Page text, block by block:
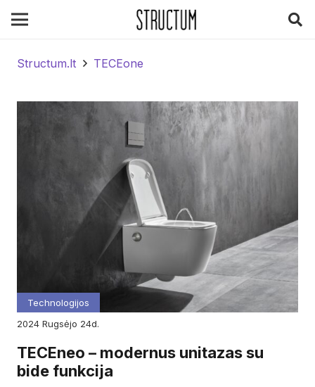
Structum.lt TECEone
Technologijos
2024
rugsėjo 24d.
TECEneo – modernus unitazas su
bide funkcija